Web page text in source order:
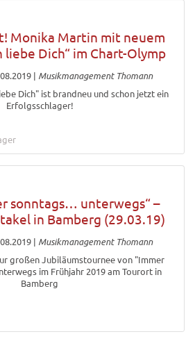
Monika Martin mit neuem
liebe Dich“ im Chart-Olymp
| Musikmanagement Thomann
Dich" ist brandneu und schon jetzt ein
Erfolgsschlager!
sonntags… unterwegs“ –
in Bamberg (29.03.19)
| Musikmanagement Thomann
großen Jubiläumstournee von "Immer
im Frühjahr 2019 am Tourort in
Bamberg